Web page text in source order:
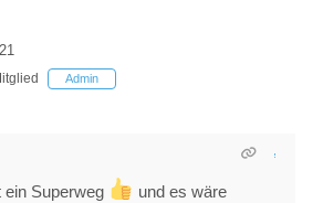
Admin
ein Superweg
und es wäre